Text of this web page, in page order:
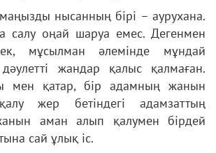
нысанның бірі – аурухана.
салу оңай шаруа емес. Дегенмен
мұсылман әлемінде мұндай
жандар қалыс қалмаған.
мен қатар, бір адамның жанын
жер бетіндегі адамзаттың
аман алып қалумен бірдей
сай ұлық іс.